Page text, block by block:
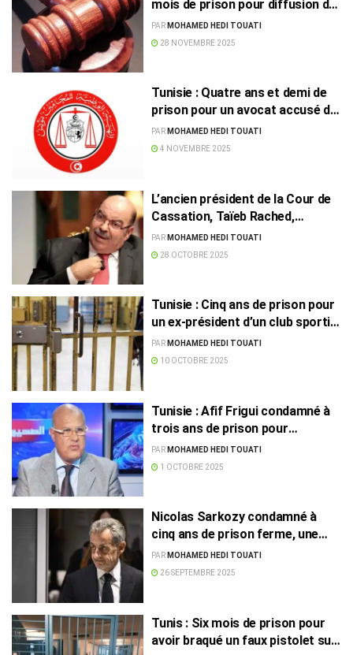
mois de prison pour diffusion de
contenus jugés immoraux
PAR MOHAMED HEDI TOUATI
28 NOVEMBRE 2025
Tunisie : Quatre ans et demi de
prison pour un avocat accusé de
diffusion de fausses nouvelles
PAR MOHAMED HEDI TOUATI
4 NOVEMBRE 2025
L’ancien président de la Cour de
Cassation, Taïeb Rached,
condamné à 30 ans de prison
PAR MOHAMED HEDI TOUATI
28 OCTOBRE 2025
Tunisie : Cinq ans de prison pour
un ex-président d’un club sportif
de la capitale
PAR MOHAMED HEDI TOUATI
10 OCTOBRE 2025
Tunisie : Afif Frigui condamné à
trois ans de prison pour
corruption
PAR MOHAMED HEDI TOUATI
1 OCTOBRE 2025
Nicolas Sarkozy condamné à
cinq ans de prison ferme, une
première pour un ex-président
français
PAR MOHAMED HEDI TOUATI
26 SEPTEMBRE 2025
Tunis : Six mois de prison pour
avoir braqué un faux pistolet sur